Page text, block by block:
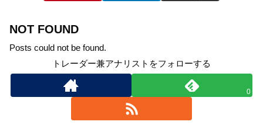
NOT FOUND
Posts could not be found.
トレーダー兼アナリストをフォローする
0